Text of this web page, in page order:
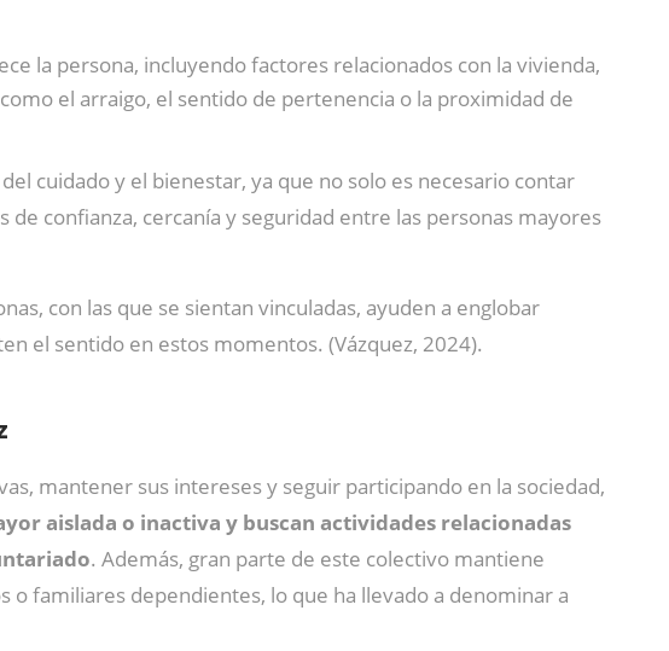
la persona, incluyendo factores relacionados con la vivienda,
el arraigo, el sentido de pertenencia o la proximidad de
cuidado y el bienestar, ya que no solo es necesario contar
confianza, cercanía y seguridad entre las personas mayores
con las que se sientan vinculadas, ayuden a englobar
el sentido en estos momentos. (Vázquez, 2024).
mantener sus intereses y seguir participando en la sociedad,
aislada o inactiva y buscan actividades relacionadas
. Además, gran parte de este colectivo mantiene
familiares dependientes, lo que ha llevado a denominar a